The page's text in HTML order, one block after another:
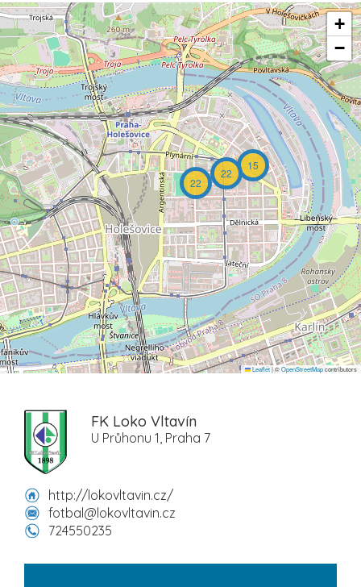
15
22
22
+
−
Leaflet|©OpenStreetMapcontributors
FK Loko Vltavín
U Průhonu 1, Praha 7
http://lokovltavin.cz/
fotbal@lokovltavin.cz
724550235